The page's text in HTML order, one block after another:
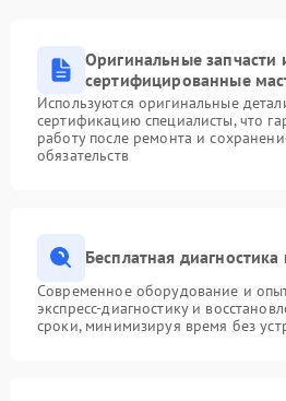
Оригинальные запчасти
сертифицированные
Используются оригинальные
сертификацию специалисты, что
работу после ремонта и
обязательств
Бесплатная
Современное оборудование и
экспресс-диагностику и
сроки, минимизируя время без